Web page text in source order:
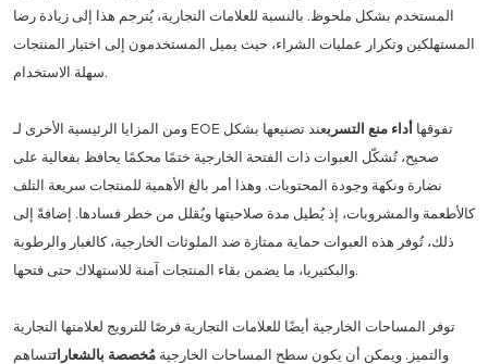
المستخدم بشكل ملحوظ. بالنسبة للعلامات التجارية، يُترجم هذا إلى زيادة رضا
المستهلكين وتكرار عمليات الشراء، حيث يميل المستخدمون إلى اختيار المنتجات
سهلة الاستخدام.
ومن المزايا الرئيسية الأخرى لـ EOE تفوقها أداء منع التسربعند تصنيعها بشكل
صحيح، تُشكّل العبوات ذات الفتحة الخارجية ختمًا محكمًا يحافظ بفعالية على
نضارة ونكهة وجودة المحتويات. وهذا أمر بالغ الأهمية للمنتجات سريعة التلف
كالأطعمة والمشروبات، إذ يُطيل مدة صلاحيتها ويُقلل من خطر فسادها. إضافةً إلى
ذلك، تُوفر هذه العبوات حماية ممتازة ضد الملوثات الخارجية، كالغبار والرطوبة
والبكتيريا، ما يضمن بقاء المنتجات آمنة للاستهلاك حتى فتحها.
توفر المساحات الخارجية أيضًا للعلامات التجارية فرصًا للترويج لعلامتها التجارية
والتميز. ويمكن أن يكون سطح المساحات الخارجية مُخصصة بالشعاراتتساهم